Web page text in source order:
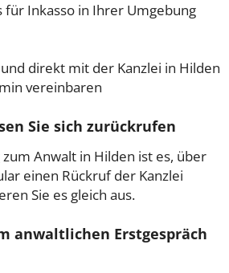
für Inkasso in Ihrer Umgebung
direkt mit der Kanzlei in Hilden
vereinbaren
Sie sich zurückrufen
Anwalt in Hilden ist es, über
einen Rückruf der Kanzlei
Sie es gleich aus.
anwaltlichen Erstgespräch